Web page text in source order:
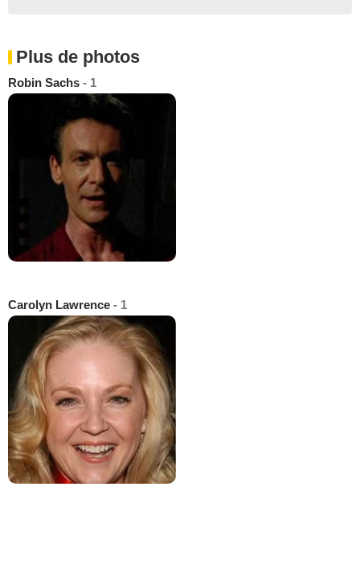
Plus de photos
Robin Sachs - 1
Carolyn Lawrence - 1